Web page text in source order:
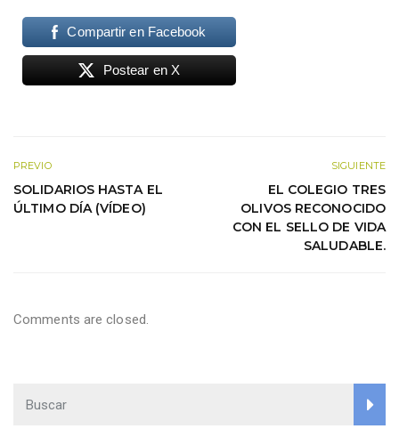
Compartir en Facebook
Postear en X
PREVIO
SOLIDARIOS HASTA EL
ÚLTIMO DÍA (VÍDEO)
SIGUIENTE
EL COLEGIO TRES
OLIVOS RECONOCIDO
CON EL SELLO DE VIDA
SALUDABLE.
Comments are closed.